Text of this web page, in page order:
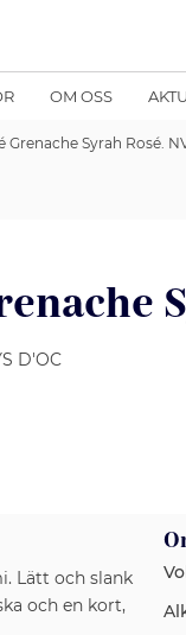
OM OSS
Grenache Syrah Rosé.
D'OC
Lätt och slank
och en kort,